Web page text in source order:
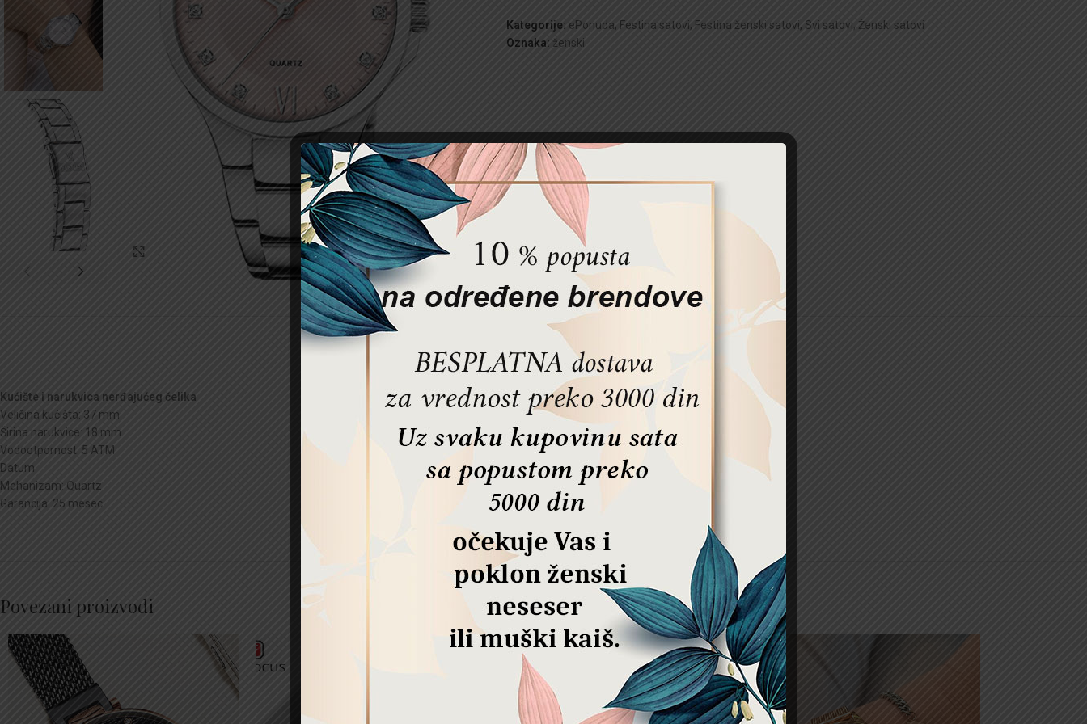
Kategorije: ePonuda, Festina satovi, Festina ženski satovi, Svi satovi, Ženski satovi
Oznaka: ženski
DODATNE INFORMACIJE
Kućište i narukvica nerđajućeg čelika
Veličina kućišta: 37 mm
Širina narukvice: 18 mm
Vodootpornost: 5 ATM
Datum
Mehanizam: Quartz
Garancija: 25 mesec
Povezani proizvodi